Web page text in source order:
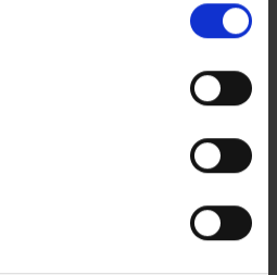
Familie
18 mei 2026